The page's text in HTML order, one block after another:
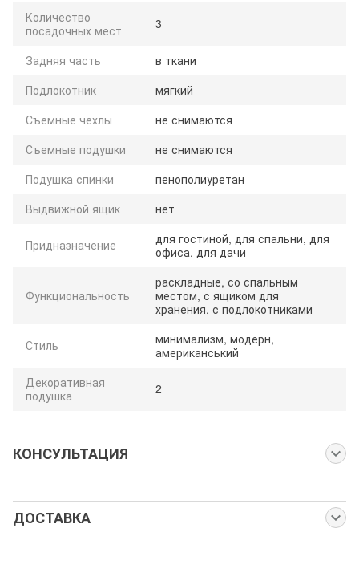
Количество
посадочных мест
3
Задняя часть
в ткани
Подлокотник
мягкий
Съемные чехлы
не снимаются
Съемные подушки
не снимаются
Подушка спинки
пенополиуретан
Выдвижной ящик
нет
Придназначение
для гостиной, для спальни, для
офиса, для дачи
Функциональность
раскладные, со спальным
местом, с ящиком для
хранения, с подлокотниками
Стиль
минимализм, модерн,
американський
Декоративная
подушка
2
КОНСУЛЬТАЦИЯ
Наши менеджеры работают для Вас:
с понедельника по пятницу с 8:00 до 23:00
ДОСТАВКА